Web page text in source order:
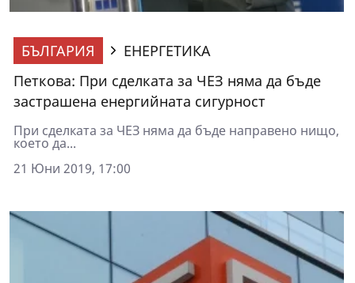
БЪЛГАРИЯ
ЕНЕРГЕТИКА
Петкова: При сделката за ЧЕЗ няма да бъде
застрашена енергийната сигурност
При сделката за ЧЕЗ няма да бъде направено нищо,
което да...
21 Юни 2019, 17:00